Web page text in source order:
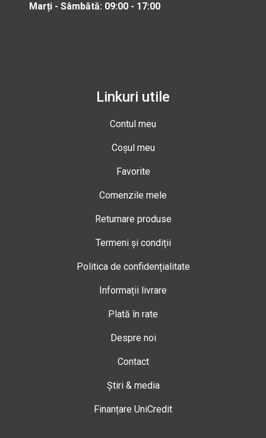
Marți - Sâmbătă: 09:00 - 17:00
Linkuri utile
Contul meu
Coșul meu
Favorite
Comenzile mele
Returnare produse
Termeni și condiții
Politica de confidențialitate
Informații livrare
Plată în rate
Despre noi
Contact
Știri & media
Finanțare UniCredit